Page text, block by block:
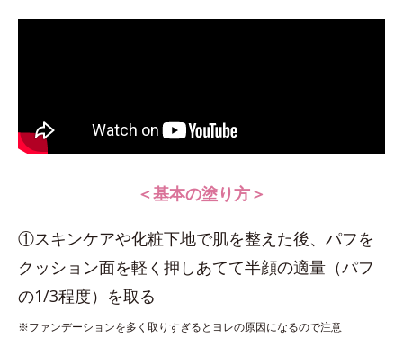
＜基本の塗り方＞
①スキンケアや化粧下地で肌を整えた後、パフを
クッション面を軽く押しあてて半顔の適量（パフ
の1/3程度）を取る
※ファンデーションを多く取りすぎるとヨレの原因になるので注意